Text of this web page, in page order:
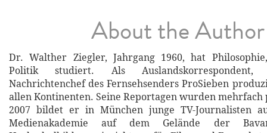
About the Author
Dr. Walther Ziegler, Jahrgang 1960, hat
Politik studiert. Als
Nachrichtenchef des Fernsehsenders ProSieben
allen Kontinenten. Seine Reportagen wurden mehrfach
2007 bildet er in München junge TV-Journalisten
Medienakademie auf dem Gelände der